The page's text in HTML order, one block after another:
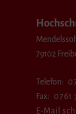
79102
Telefon
Fax
0761
E-Mail